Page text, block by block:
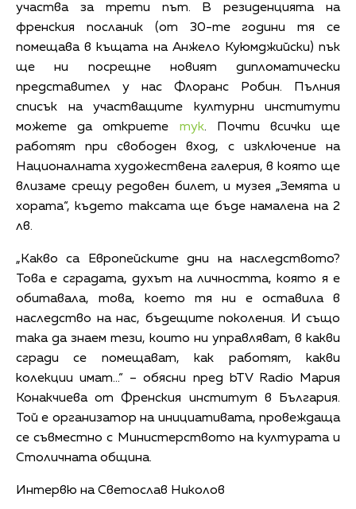
участва за трети път. В резиденцията на
френския посланик (от 30-те години тя се
помещава в къщата на Анжело Куюмджийски) пък
ще ни посрещне новият дипломатически
представител у нас Флоранс Робин. Пълния
списък на участващите културни институти
можете да откриете тук. Почти всички ще
работят при свободен вход, с изключение на
Националната художествена галерия, в която ще
влизаме срещу редовен билет, и музея „Земята и
хората“, където таксата ще бъде намалена на 2
лв.
„Какво са Европейските дни на наследството?
Това е сградата, духът на личността, която я е
обитавала, това, което тя ни е оставила в
наследство на нас, бъдещите поколения. И също
така да знаем тези, които ни управляват, в какви
сгради се помещават, как работят, какви
колекции имат…“ – обясни пред bTV Radio Мария
Конакчиева от Френския институт в България.
Той е организатор на инициативата, провеждаща
се съвместно с Министерството на културата и
Столичната община.
Интервю на Светослав Николов